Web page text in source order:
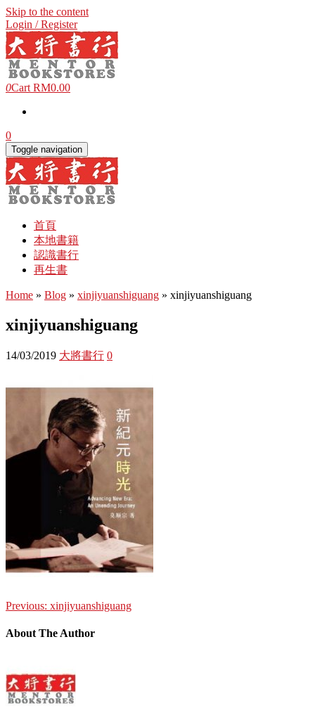
Skip to the content
Login / Register
0Cart RM0.00
0
Toggle navigation
首頁
本地書籍
認識書行
再生書
Home » Blog » xinjiyuanshiguang » xinjiyuanshiguang
xinjiyuanshiguang
14/03/2019 大將書行 0
Previous: xinjiyuanshiguang
About The Author